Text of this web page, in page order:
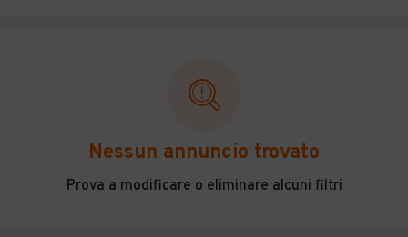
Veicoli Commerciali
Concessionari
Nessun annuncio trovato
Prova a modificare o eliminare alcuni filtri